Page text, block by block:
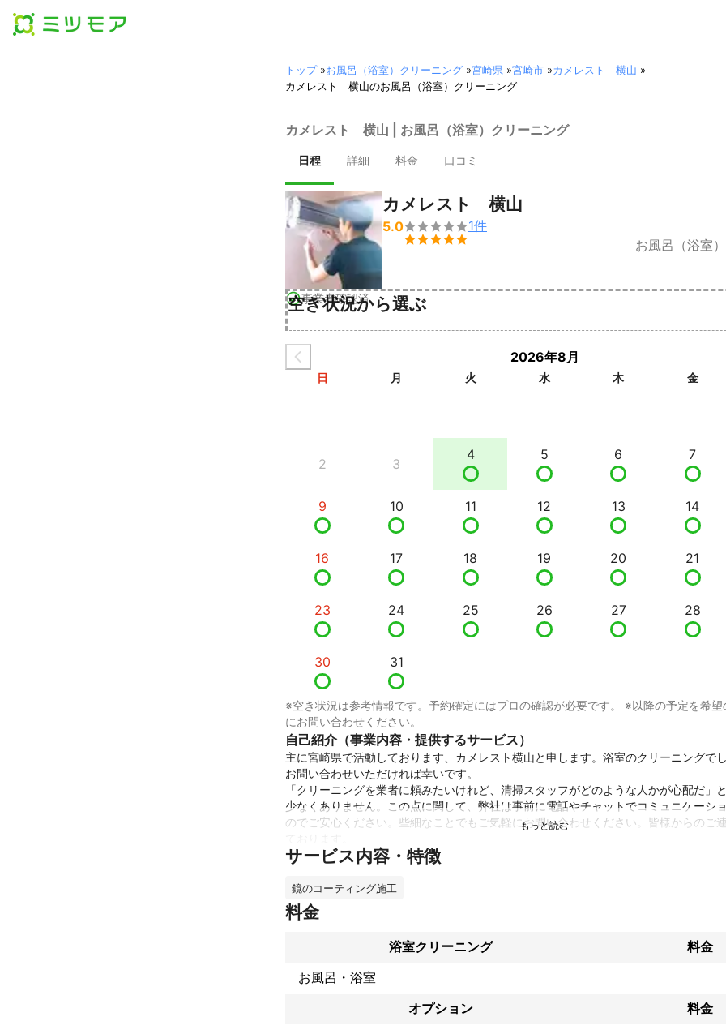
トップ»お風呂（浴室）クリーニング »宮崎県 »宮崎市 »カメレスト 横山 »
カメレスト 横山のお風呂（浴室）クリーニング
カメレスト 横山 | お風呂（浴室）クリーニング
日程 詳細 料金 口コミ
事業者確認済
カメレスト 横山
5.0

1件
お風呂（浴室
空き状況から選ぶ
2026年8月
日 月 火 水 木 金
2 3
4 5 6 7
9 10 11 12 13 14
16 17 18 19 20 21
23 24 25 26 27 28
30 31
※空き状況は参考情報です。予約確定にはプロの確認が必要です。 ※以降の予定を希望
にお問い合わせください。
自己紹介（事業内容・提供するサービス）
主に宮崎県で活動しております、カメレスト横山と申します。浴室のクリーニングで
お問い合わせいただければ幸いです。
「クリーニングを業者に頼みたいけれど、清掃スタッフがどのような人かが心配だ」
少なくありません。この点に関して、弊社は事前に電話やチャットでコミュニケーシ
のでご安心ください。些細なことでもご気軽にお問い合わせください。皆様からのご連
サービス内容・特徴
鏡のコーティング施工
料金
浴室クリーニング
料金
お風呂・浴室
オプション
料金